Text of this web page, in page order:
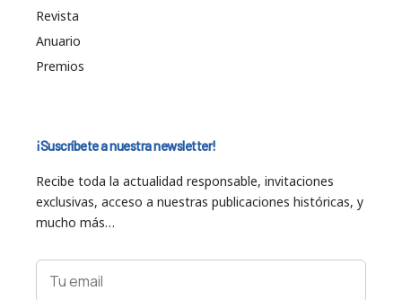
Revista
Anuario
Premios
¡Suscríbete a nuestra newsletter!
Recibe toda la actualidad responsable, invitaciones
exclusivas, acceso a nuestras publicaciones históricas, y
mucho más…